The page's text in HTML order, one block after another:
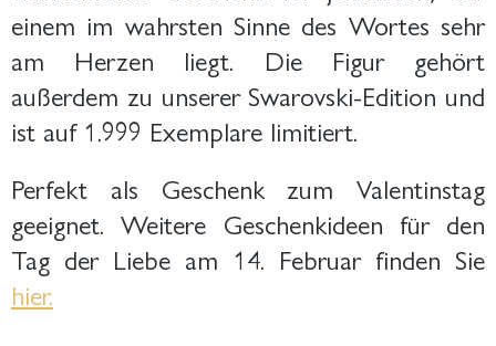
einem im wahrsten Sinne des Wortes sehr
am Herzen liegt. Die Figur gehört
außerdem zu unserer Swarovski-Edition und
ist auf 1.999 Exemplare limitiert.
Perfekt als Geschenk zum Valentinstag
geeignet. Weitere Geschenkideen für den
Tag der Liebe am 14. Februar finden Sie
hier.